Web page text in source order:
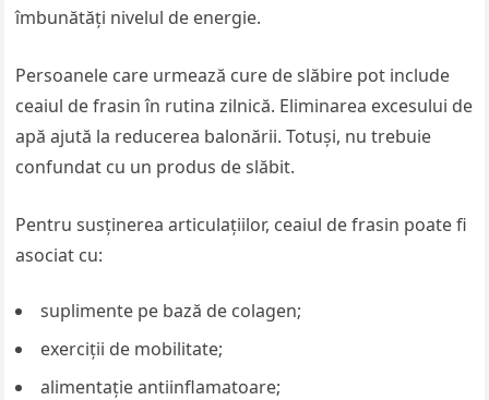
îmbunătăți nivelul de energie.
Persoanele care urmează cure de slăbire pot include
ceaiul de frasin în rutina zilnică. Eliminarea excesului de
apă ajută la reducerea balonării. Totuși, nu trebuie
confundat cu un produs de slăbit.
Pentru susținerea articulațiilor, ceaiul de frasin poate fi
asociat cu:
suplimente pe bază de colagen;
exerciții de mobilitate;
alimentație antiinflamatoare;